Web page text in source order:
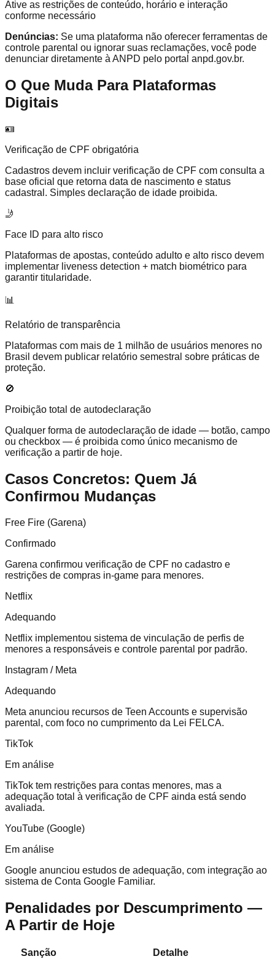
Ative as restrições de conteúdo, horário e interação
conforme necessário
Denúncias: Se uma plataforma não oferecer ferramentas de
controle parental ou ignorar suas reclamações, você pode
denunciar diretamente à ANPD pelo portal anpd.gov.br.
O Que Muda Para Plataformas
Digitais
🪪
Verificação de CPF obrigatória
Cadastros devem incluir verificação de CPF com consulta a
base oficial que retorna data de nascimento e status
cadastral. Simples declaração de idade proibida.
🤳
Face ID para alto risco
Plataformas de apostas, conteúdo adulto e alto risco devem
implementar liveness detection + match biométrico para
garantir titularidade.
📊
Relatório de transparência
Plataformas com mais de 1 milhão de usuários menores no
Brasil devem publicar relatório semestral sobre práticas de
proteção.
🚫
Proibição total de autodeclaração
Qualquer forma de autodeclaração de idade — botão, campo
ou checkbox — é proibida como único mecanismo de
verificação a partir de hoje.
Casos Concretos: Quem Já
Confirmou Mudanças
Free Fire (Garena)
Confirmado
Garena confirmou verificação de CPF no cadastro e
restrições de compras in-game para menores.
Netflix
Adequando
Netflix implementou sistema de vinculação de perfis de
menores a responsáveis e controle parental por padrão.
Instagram / Meta
Adequando
Meta anunciou recursos de Teen Accounts e supervisão
parental, com foco no cumprimento da Lei FELCA.
TikTok
Em análise
TikTok tem restrições para contas menores, mas a
adequação total à verificação de CPF ainda está sendo
avaliada.
YouTube (Google)
Em análise
Google anunciou estudos de adequação, com integração ao
sistema de Conta Google Familiar.
Penalidades por Descumprimento —
A Partir de Hoje
Sanção
Detalhe